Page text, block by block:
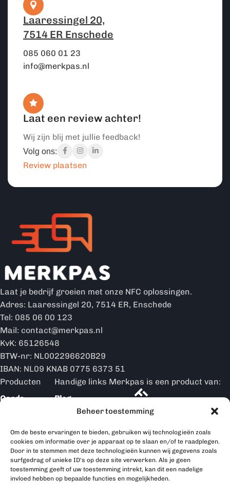
Beheer toestemming
Om de beste ervaringen te bieden, gebruiken wij technologieën zoals
cookies om informatie over je apparaat op te slaan en/of te raadplegen.
Door in te stemmen met deze technologieën kunnen wij gegevens zoals
surfgedrag of unieke ID's op deze site verwerken. Als je geen
toestemming geeft of uw toestemming intrekt, kan dit een nadelige
invloed hebben op bepaalde functies en mogelijkheden.
Laaressingel 20,
7514 ER Enschede
085 060 01 23
info@merkpas.nl
Laat een review achter!
Wij zijn blij met jullie feedback!
Volg ons:
Review plaatsen
Laat je bedrijf groeien met onze NFC oplossingen.
Adres: Laaressingel 20, 7514 ER, Enschede
Tel: 085 06 00 123
Mail: contact@merkpas.nl
KvK: 65126548
BTW-nr: NL002296620B29
IBAN: NL09 KNAB 0775 6373 51
Producten
Cards
Displays
Handige links
Blog
Hoe werkt
het
Merkpas
producten
Merkpas is een product van:
Merkpas is partner van: